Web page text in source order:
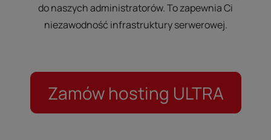
do naszych administratorów. To zapewnia Ci
niezawodność infrastruktury serwerowej.
Zamów hosting ULTRA